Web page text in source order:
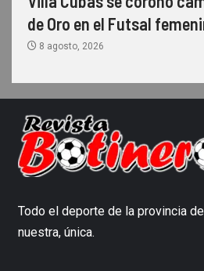
de Oro en el Futsal
8 agosto, 2026
Todo el deporte de la provincia
nuestra, única.